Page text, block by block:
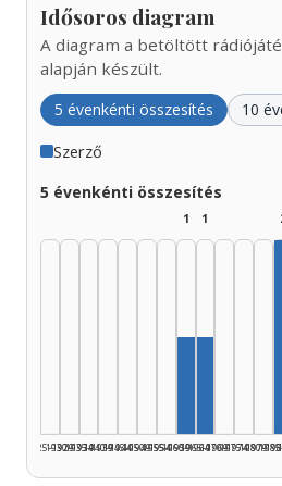
Idősoros diagram
A diagram a betöltött
alapján készült.
5 évenkénti összesítés 10
Szerző
5 évenkénti összesítés
1925–1929
1930–1934
1935–1939
1940–1944
1945–1949
1950–1954
1955–1959
1
1960–1964
1
1965–1969
1970–1974
1975–1979